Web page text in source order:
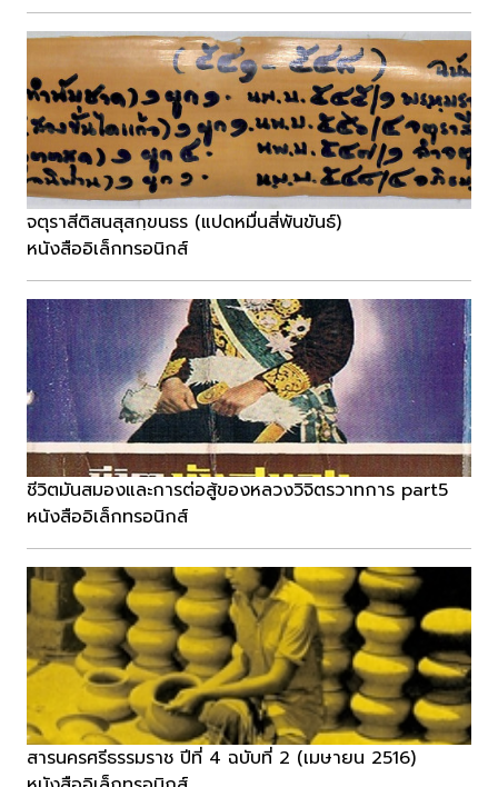
จตุราสีติสนสุสกฺขนธร (แปดหมื่นสี่พันขันธ์)
หนังสืออิเล็กทรอนิกส์
ชีวิตมันสมองและการต่อสู้ของหลวงวิจิตรวาทการ part5
หนังสืออิเล็กทรอนิกส์
สารนครศรีธรรมราช ปีที่ 4 ฉบับที่ 2 (เมษายน 2516)